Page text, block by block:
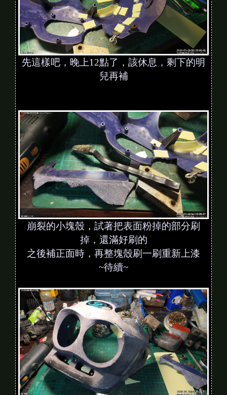
先這樣吧，晚上12點了，該休息，剩下的明
兒再補
崩裂的小塊殼，試著把表面粉掉的部分刷
掉，還滿好刷的
之後補正面時，再整塊殼刷一刷重新上漆
~待續~